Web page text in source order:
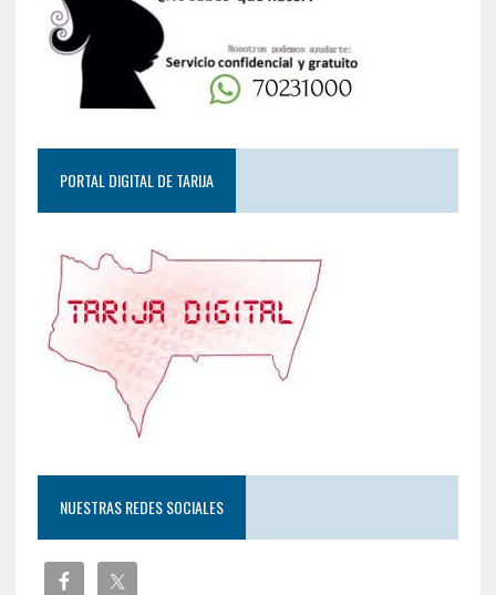
PORTAL DIGITAL DE TARIJA
NUESTRAS REDES SOCIALES